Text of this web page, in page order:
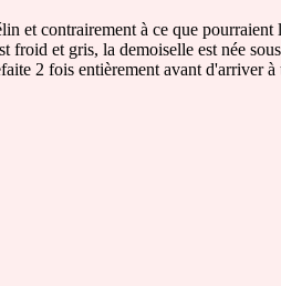
et contrairement à ce que
froid et gris, la demoiselle est née
2 fois entièrement avant d'arriver